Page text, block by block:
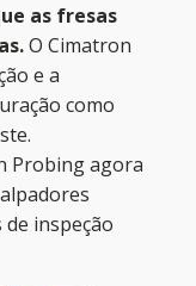
as fresas
O Cimatron
e a
como
Probing agora
inspeção